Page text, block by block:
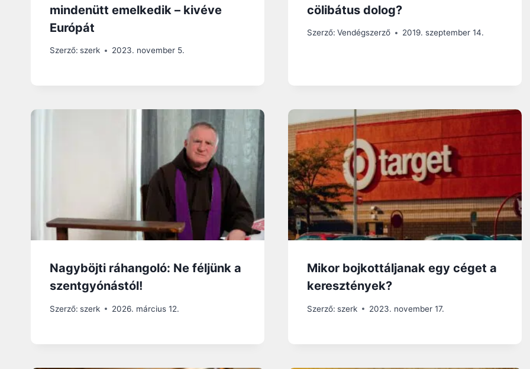
mindenütt emelkedik – kivéve
Európát
Szerző: szerk 2023. november 5.
cölibátus dolog?
Szerző: Vendégszerző 2019. szeptember 14.
Nagyböjti ráhangoló: Ne féljünk a
szentgyónástól!
Szerző: szerk 2026. március 12.
Mikor bojkottáljanak egy céget a
keresztények?
Szerző: szerk 2023. november 17.